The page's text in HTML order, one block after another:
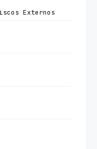
Externos